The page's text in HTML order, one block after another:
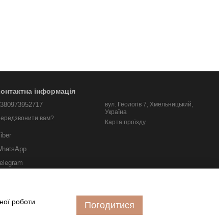
інформація
вам?
вул. Геологів 7, Хмельницький,
Україна
Карта проїзду
роботи
Погодитися